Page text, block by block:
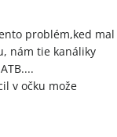
problém,ked mal
nám tie kanáliky
v očku može